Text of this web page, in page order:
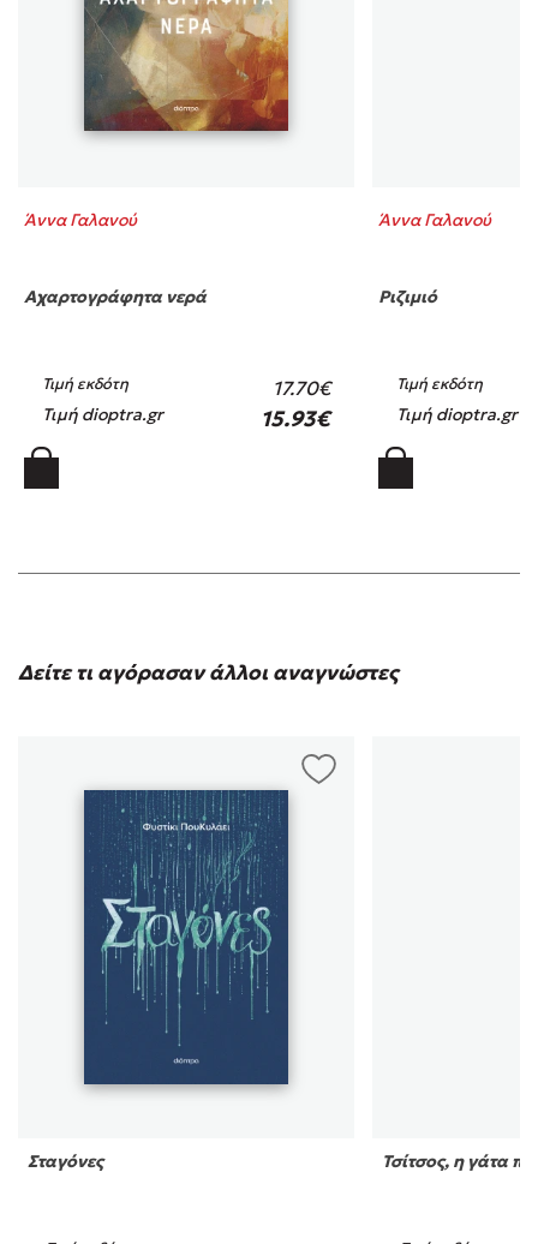
Άννα Γαλανού
Αχαρτογράφητα νερά
Τιμή εκδότη 17.70€
Τιμή dioptra.gr 15.93€
Άννα Γαλανού
Ριζιμιό
Τιμή εκδότη
Τιμή dioptra.gr
Δείτε τι αγόρασαν άλλοι αναγνώστες
Σταγόνες Τσίτσος, η γάτα